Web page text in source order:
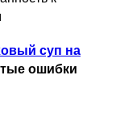
суп на
ошибки